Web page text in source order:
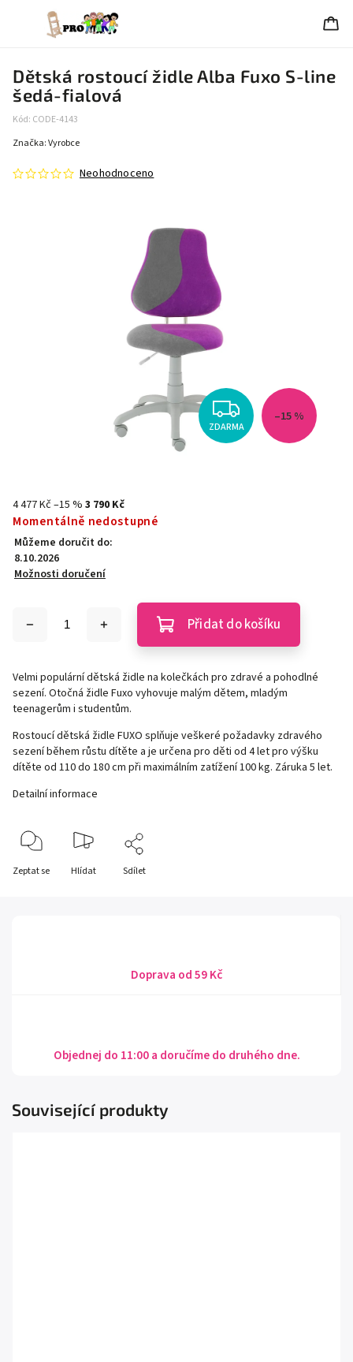
Dětská rostoucí židle Alba Fuxo S-line
šedá-fialová
Kód: CODE-4143
Neohodnoceno
Značka:Vyrobce
ZDARMA
–15 %
4 477 Kč–15 % 3 790 Kč
Momentálně nedostupné
Můžeme doručit do:
8.10.2026
Možnosti doručení
Přidat do košíku
Velmi populární dětská židle na kolečkách pro zdravé a pohodlné
sezení. Otočná židle Fuxo vyhovuje malým dětem, mladým
teenagerům i studentům.
Rostoucí dětská židle FUXO splňuje veškeré požadavky zdravého
sezení během růstu dítěte a je určena pro děti od 4 let pro výšku
dítěte od 110 do 180 cm při maximálním zatížení 100 kg. Záruka 5 let.
Detailní informace
Zeptat se Hlídat Sdílet
Doprava od 59 Kč
Objednej do 11:00 a doručíme do druhého dne.
Související produkty